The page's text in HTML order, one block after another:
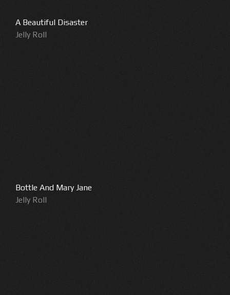
A Beautiful Disaster
Jelly Roll
Bottle And Mary Jane
Jelly Roll